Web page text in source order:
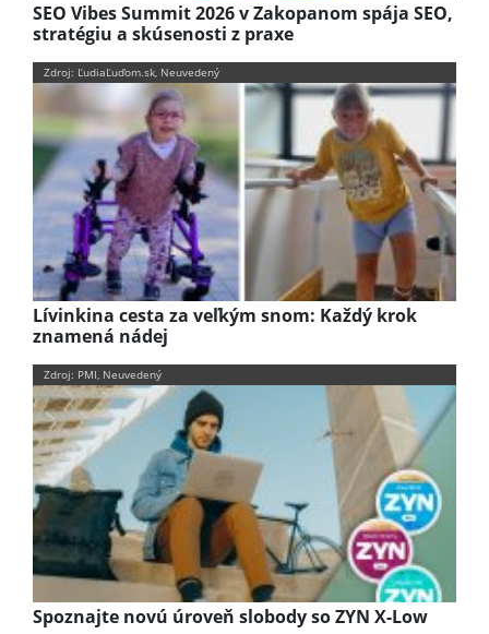
SEO Vibes Summit 2026 v Zakopanom spája SEO,
stratégiu a skúsenosti z praxe
Zdroj: ĽudiaĽuďom.sk, Neuvedený
Lívinkina cesta za veľkým snom: Každý krok
znamená nádej
Zdroj: PMI, Neuvedený
Spoznajte novú úroveň slobody so ZYN X-Low